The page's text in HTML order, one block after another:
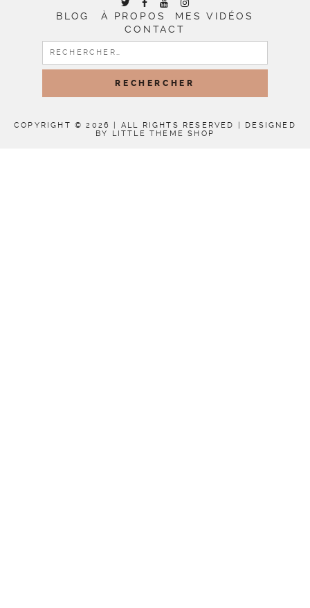
BLOG À PROPOS
MES VIDÉOS
CONTACT
RECHERCHER :
COPYRIGHT © 2026 | ALL RIGHTS RESERVED | DESIGNED
BY LITTLE THEME SHOP